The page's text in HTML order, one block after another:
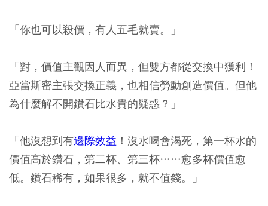
「你也可以殺價，有人五毛就賣。」
「對，價值主觀因人而異，但雙方都從交換中獲利！
亞當斯密主張交換正義，也相信勞動創造價值。但他
為什麼解不開鑽石比水貴的疑惑？」
「他沒想到有邊際效益 ！沒水喝會渴死，第一杯水的
價值高於鑽石，第二杯、第三杯……愈多杯價值愈
低。鑽石稀有，如果很多，就不值錢。」